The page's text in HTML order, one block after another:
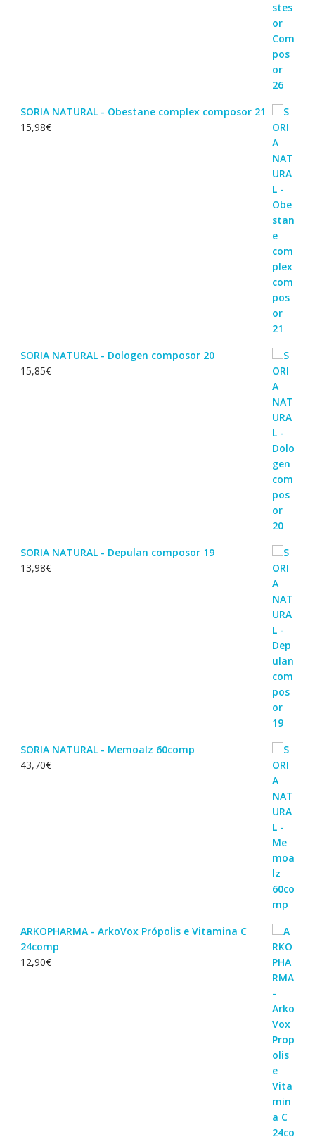
SORIA NATURAL - Obestane complex composor 21
15,98€
SORIA NATURAL - Dologen composor 20
15,85€
SORIA NATURAL - Depulan composor 19
13,98€
SORIA NATURAL - Memoalz 60comp
43,70€
ARKOPHARMA - ArkoVox Própolis e Vitamina C
24comp
12,90€